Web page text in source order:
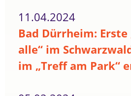
11.04.2024
Bad Dürrheim:
alle“ im
im „Treff am Park“